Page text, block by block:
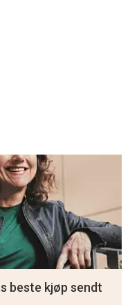
beste kjøp sendt